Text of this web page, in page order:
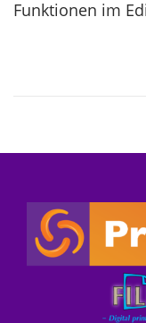
d
0
Funktionen im